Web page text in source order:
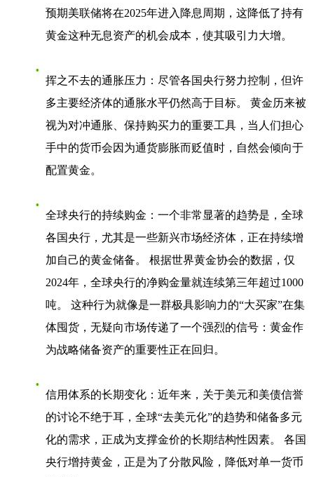
预期美联储将在2025年进入降息周期，这降低了持有
黄金这种无息资产的机会成本，使其吸引力大增。
挥之不去的通胀压力 ：尽管各国央行努力控制，但许
多主要经济体的通胀水平仍然高于目标。 黄金历来被
视为对冲通胀、保持购买力的重要工具，当人们担心
手中的货币会因为通货膨胀而贬值时，自然会倾向于
配置黄金。
全球央行的持续购金 ：一个非常显著的趋势是，全球
各国央行，尤其是一些新兴市场经济体，正在持续增
加自己的黄金储备。 根据世界黄金协会的数据，仅
2024年，全球央行的净购金量就连续第三年超过1000
吨。 这种行为就像是一群极具影响力的“大买家”在集
体囤货，无疑向市场传递了一个强烈的信号：黄金作
为战略储备资产的重要性正在回归。
信用体系的长期变化 ：近年来，关于美元和美债信誉
的讨论不绝于耳，全球“去美元化”的趋势和储备多元
化的需求，正成为支撑金价的长期结构性因素。 各国
央行增持黄金，正是为了分散风险，降低对单一货币